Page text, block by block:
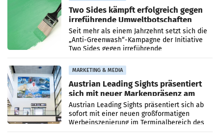
Two Sides kämpft erfolgreich gegen
irreführende Umweltbotschaften
beim Papiereinsatz
Seit mehr als einem Jahrzehnt setzt sich die
„Anti-Greenwash“-Kampagne der Initiative
Two Sides gegen irreführende
Umweltaussagen bei Papierkommunikation
und papierbasierten Verpackungen
MARKETING & MEDIA
Austrian Leading Sights präsentiert
sich mit neuer Markenpräsenz am
Flughafen Wien
Austrian Leading Sights präsentiert sich ab
sofort mit einer neuen großformatigen
Werbeinszenierung im Terminalbereich des
Flughafen Wien. Die Präsenz befindet sich im